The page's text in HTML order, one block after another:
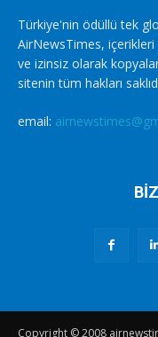
Türkiye'nin ödüllü tek
AirNewsTimes, içerikleri
ve izinsiz olarak
sitenin tüm hakları
email:
Copyright © 2008